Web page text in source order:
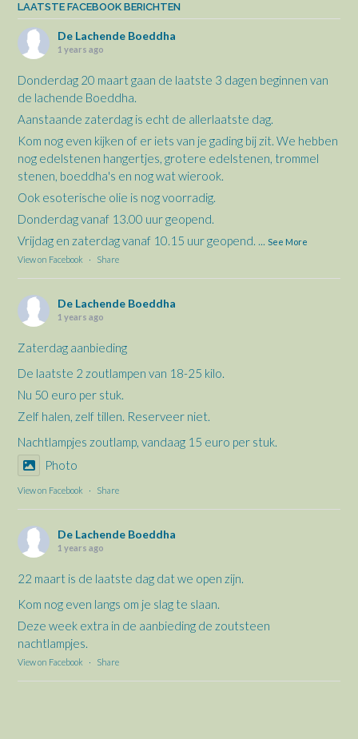
LAATSTE FACEBOOK BERICHTEN
De Lachende Boeddha
1 years ago
Donderdag 20 maart gaan de laatste 3 dagen beginnen van
de lachende Boeddha.
Aanstaande zaterdag is echt de allerlaatste dag.
Kom nog even kijken of er iets van je gading bij zit. We hebben
nog edelstenen hangertjes, grotere edelstenen, trommel
stenen, boeddha's en nog wat wierook.
Ook esoterische olie is nog voorradig.
Donderdag vanaf 13.00 uur geopend.
Vrijdag en zaterdag vanaf 10.15 uur geopend. ... See More
View on Facebook
· Share
De Lachende Boeddha
1 years ago
Zaterdag aanbieding
De laatste 2 zoutlampen van 18-25 kilo.
Nu 50 euro per stuk.
Zelf halen, zelf tillen. Reserveer niet.
Nachtlampjes zoutlamp, vandaag 15 euro per stuk.
Photo
View on Facebook · Share
De Lachende Boeddha
1 years ago
22 maart is de laatste dag dat we open zijn.
Kom nog even langs om je slag te slaan.
Deze week extra in de aanbieding de zoutsteen
nachtlampjes.
View on Facebook · Share